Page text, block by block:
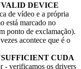
DEVICE
de vídeo e a própria
está marcado no
ponto de exclamação).
acontece que é o
CUDA
- verificamos os drivers